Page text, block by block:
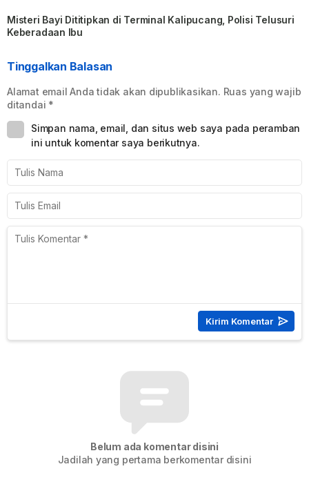
Misteri Bayi Dititipkan di Terminal Kalipucang, Polisi Telusuri
Keberadaan Ibu
Tinggalkan Balasan
Alamat email Anda tidak akan dipublikasikan. Ruas yang wajib
ditandai *
Simpan nama, email, dan situs web saya pada peramban
ini untuk komentar saya berikutnya.
Belum ada komentar disini
Jadilah yang pertama berkomentar disini